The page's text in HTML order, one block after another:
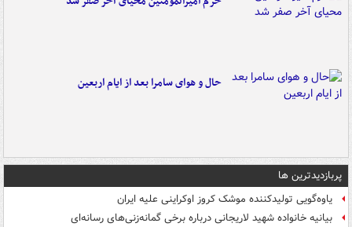
حال و هوای سامرا بعد از ایام اربعین
پربازدیدترین ها
یاوه‌گویی تولیدکننده موشک کروز اوکراینی علیه ایران
بیانیه خانواده شهید لاریجانی درباره برخی گمانه‌زنی‌های رسانه‌ای